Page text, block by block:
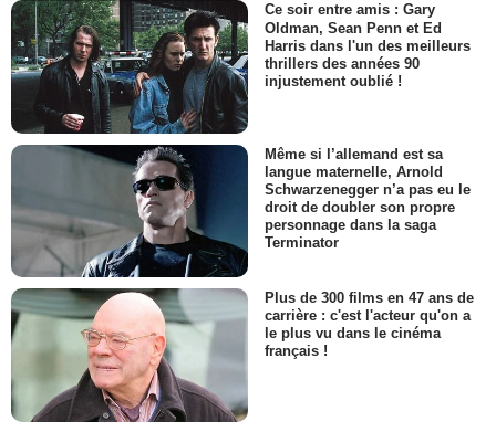
Ce soir entre amis : Gary
Oldman, Sean Penn et Ed
Harris dans l'un des meilleurs
thrillers des années 90
injustement oublié !
Même si l’allemand est sa
langue maternelle, Arnold
Schwarzenegger n’a pas eu le
droit de doubler son propre
personnage dans la saga
Terminator
Plus de 300 films en 47 ans de
carrière : c'est l'acteur qu'on a
le plus vu dans le cinéma
français !